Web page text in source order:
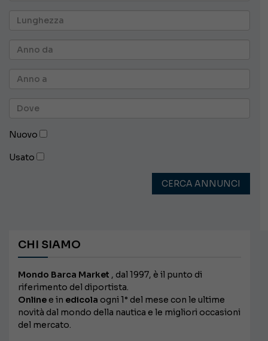
Nuovo
Usato
CERCA ANNUNCI
CHI SIAMO
Mondo Barca Market , dal 1997, è il punto di
riferimento del diportista.
Online e in edicola ogni 1° del mese con le ultime
novità dal mondo della nautica e le migliori occasioni
del mercato.